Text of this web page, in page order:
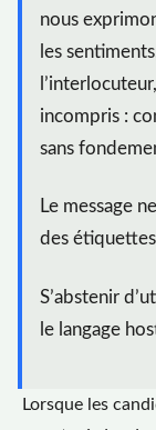
nous
les
incompris :
sans
Le message
des
S’abstenir
le langage
Lorsque les